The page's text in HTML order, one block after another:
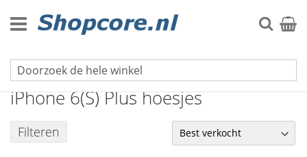
naar
de
Zoek
iPhone hoesjes
iPhone 6(S) Plus hoesjes
Filteren